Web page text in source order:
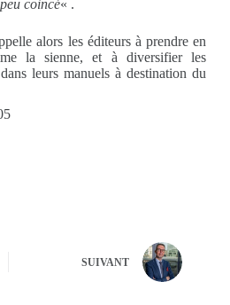
coincé« .
alors les éditeurs à prendre en
la sienne, et à diversifier les
leurs manuels à destination du
SUIVANT